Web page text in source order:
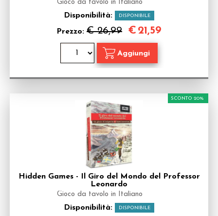
Gioco da tavolo in Italiano
Disponibilità: DISPONIBILE
Prezzo: € 26,99 € 21,59
Hidden Games - Il Giro del Mondo del Professor
Leonardo
Gioco da tavolo in Italiano
Disponibilità: DISPONIBILE
SCONTO 20%